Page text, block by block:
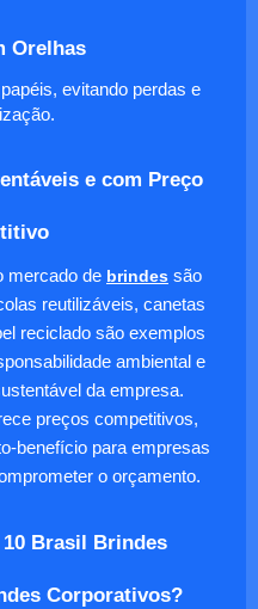
Orelhas
evitando perdas e
e com Preço
mercado de brindes são
reutilizáveis, canetas
reciclado são exemplos
ambiental e
da empresa.
preços competitivos,
benefício para empresas
o orçamento.
Brasil Brindes
Corporativos?